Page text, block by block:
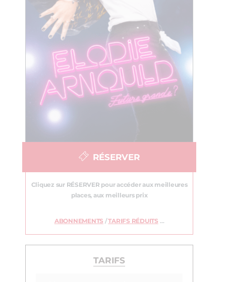
RÉSERVER
Cliquez sur RÉSERVER pour accéder aux meilleures
places, aux meilleurs prix
ABONNEMENTS /TARIFS RÉDUITS …
TARIFS